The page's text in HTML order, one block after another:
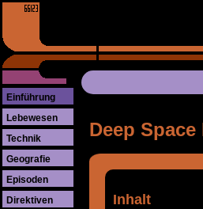
Einführung
Lebewesen
Technik
Geografie
Episoden
Direktiven
Deep
Inhalt